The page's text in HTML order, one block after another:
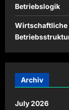
Betriebslogik
Wirtschaftliche
Archiv
July 2026